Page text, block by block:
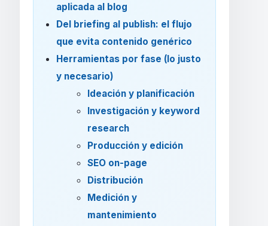
aplicada al blog
Del briefing al publish: el flujo
que evita contenido genérico
Herramientas por fase (lo justo
y necesario)
Ideación y planificación
Investigación y keyword
research
Producción y edición
SEO on-page
Distribución
Medición y
mantenimiento